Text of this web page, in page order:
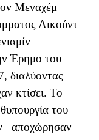
Μεναχέμ
Λικούντ
Έρημο του
διαλύοντας
κτίσει. Το
του
αποχώρησαν